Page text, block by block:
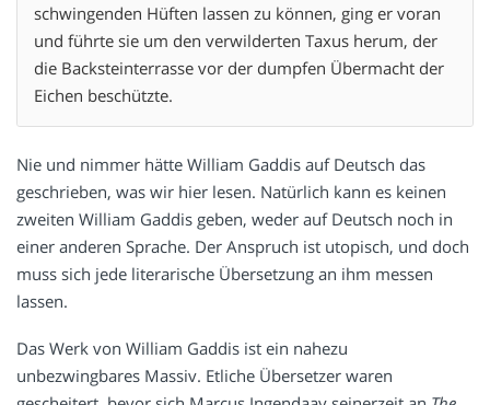
schwingenden Hüften lassen zu können, ging er voran
und führte sie um den verwilderten Taxus herum, der
die Backsteinterrasse vor der dumpfen Übermacht der
Eichen beschützte.
Nie und nimmer hätte William Gaddis auf Deutsch das
geschrieben, was wir hier lesen. Natürlich kann es keinen
zweiten William Gaddis geben, weder auf Deutsch noch in
einer anderen Sprache. Der Anspruch ist utopisch, und doch
muss sich jede literarische Übersetzung an ihm messen
lassen.
Das Werk von William Gaddis ist ein nahezu
unbezwingbares Massiv. Etliche Übersetzer waren